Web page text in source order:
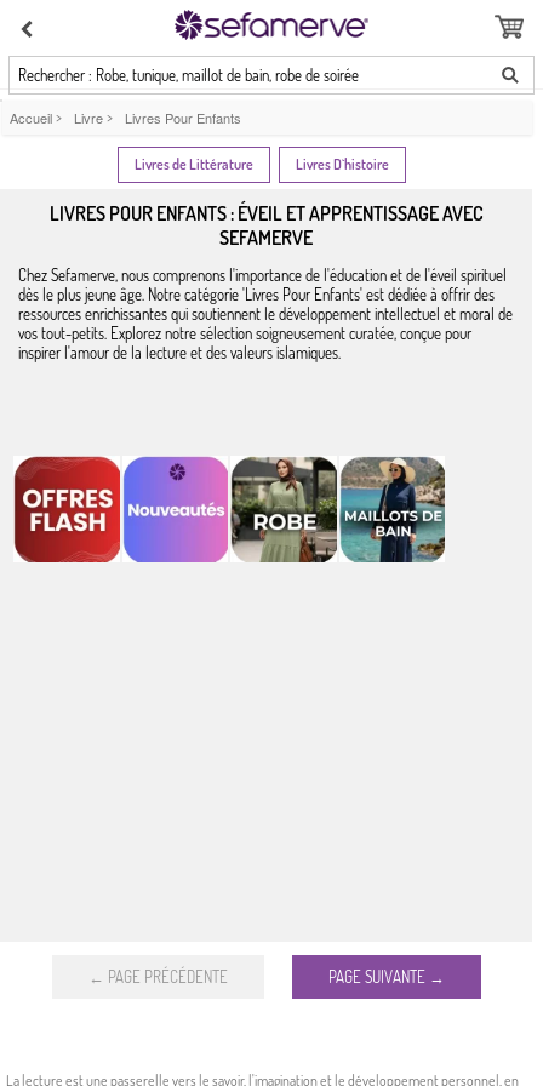
Rechercher : Robe, tunique, maillot de bain, robe de soirée
Accueil > Livre > Livres Pour Enfants
Livres de Littérature Livres D`histoire
LIVRES POUR ENFANTS : ÉVEIL ET APPRENTISSAGE AVEC
SEFAMERVE
Chez Sefamerve, nous comprenons l'importance de l'éducation et de l'éveil spirituel
dès le plus jeune âge. Notre catégorie 'Livres Pour Enfants' est dédiée à offrir des
ressources enrichissantes qui soutiennent le développement intellectuel et moral de
vos tout-petits. Explorez notre sélection soigneusement curatée, conçue pour
inspirer l'amour de la lecture et des valeurs islamiques.
← PAGE PRÉCÉDENTE PAGE SUIVANTE →
La lecture est une passerelle vers le savoir, l'imagination et le développement personnel, en